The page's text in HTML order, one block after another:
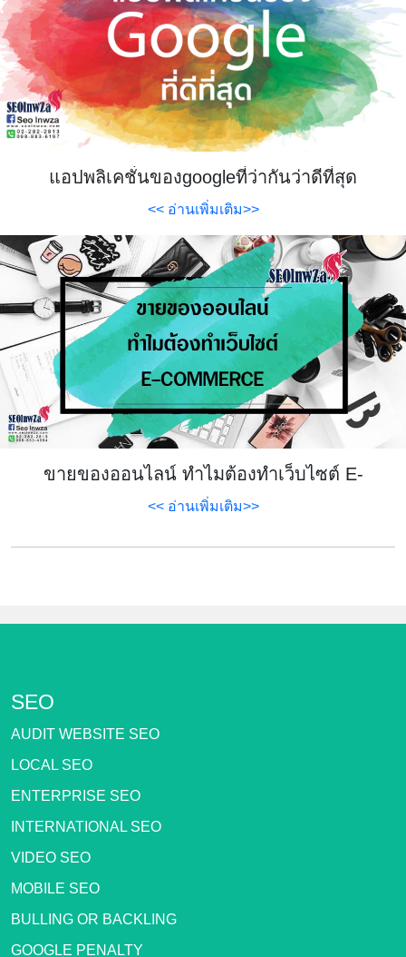
แอปพลิเคชั่นของgoogleที่ว่ากันว่าดีที่สุด
<< อ่านเพิ่มเติม>>
ขายของออนไลน์ ทำไมต้องทำเว็บไซต์ E-
COMMERCE
<< อ่านเพิ่มเติม>>
SEO
AUDIT WEBSITE SEO
LOCAL SEO
ENTERPRISE SEO
INTERNATIONAL SEO
VIDEO SEO
MOBILE SEO
BULLING OR BACKLING
GOOGLE PENALTY